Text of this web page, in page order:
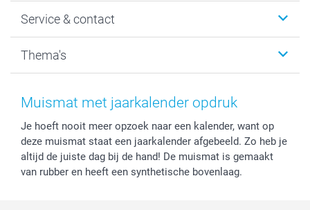
Fotocadeaus
Kaarten
Vacatures
Bestelproces
Herroepingsrecht
Cookiebeleid
Reviews
Prijslijst
Service & contact
Tevredenheidsgarantie
Mijn orderstatus
smartfriends
service@smartphoto.nl
Affiliate partnerprogramma
Thema's
Baby
Vaderdag
Huwelijk
Muismat met jaarkalender opdruk
Je hoeft nooit meer opzoek naar een kalender, want op
deze muismat staat een jaarkalender afgebeeld. Zo heb je
altijd de juiste dag bij de hand! De muismat is gemaakt
van rubber en heeft een synthetische bovenlaag.